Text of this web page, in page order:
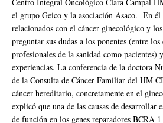
el grupo Geico y la asociación Asaco. En él
relacionados con el cáncer ginecológico y
preguntar sus dudas a los ponentes (entre
profesionales de la sanidad como pacientes)
experiencias. La conferencia de la doctora
de la Consulta de Cáncer Familiar del HM
cáncer hereditario, concretamente en el
explicó que una de las causas de desarrollar
de función en los genes reparadores BCRA